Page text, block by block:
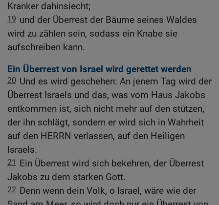
Kranker dahinsiecht;
19 und der Überrest der Bäume seines Waldes
wird zu zählen sein, sodass ein Knabe sie
aufschreiben kann.
Ein Überrest von Israel wird gerettet werden
20 Und es wird geschehen: An jenem Tag wird der
Überrest Israels und das, was vom Haus Jakobs
entkommen ist, sich nicht mehr auf den stützen,
der ihn schlägt, sondern er wird sich in Wahrheit
auf den HERRN verlassen, auf den Heiligen
Israels.
21
Ein Überrest wird sich bekehren, der Überrest
Jakobs zu dem starken Gott.
22 Denn wenn dein Volk, o Israel, wäre wie der